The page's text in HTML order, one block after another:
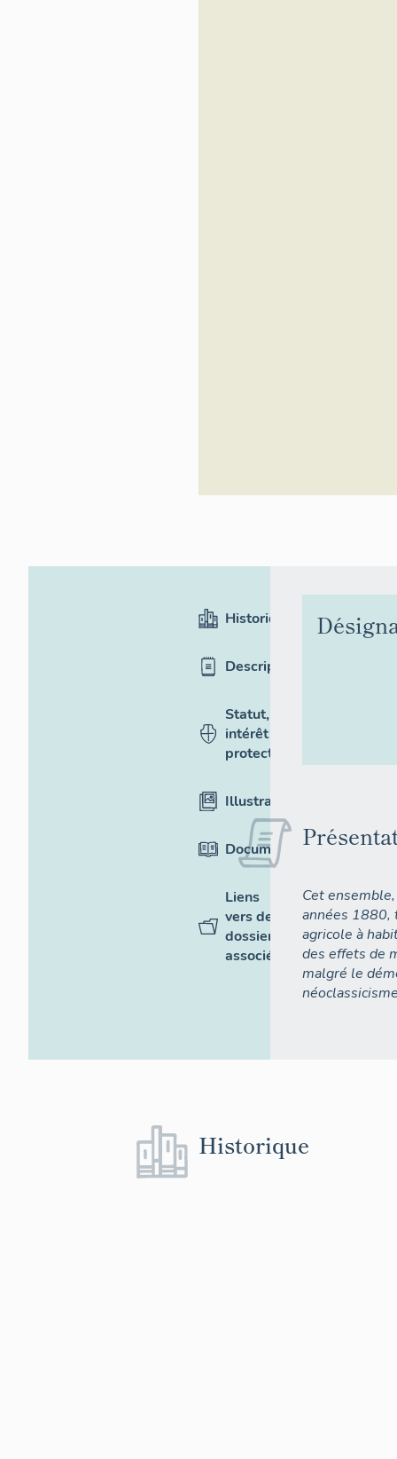
Historique
Description
Statut,
intérêt et
protection
Illustrations
Documentation
Liens
vers des
dossiers
associés
Cet
années 1880,
agricole à
des effets de
malgré le
Historique